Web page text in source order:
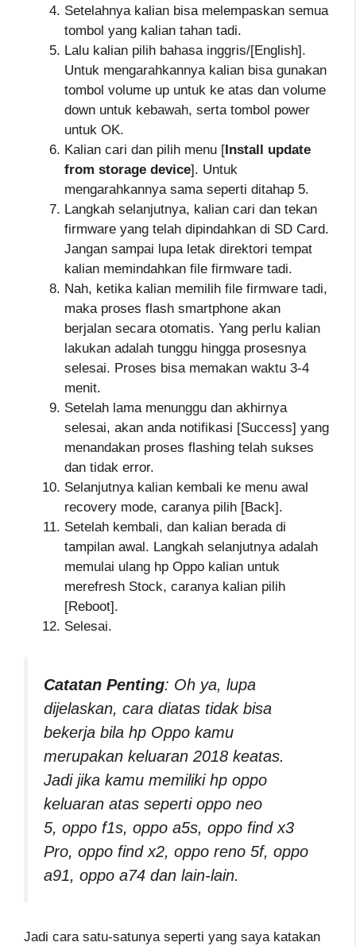
Setelahnya kalian bisa melempaskan semua
tombol yang kalian tahan tadi.
Lalu kalian pilih bahasa inggris/[English].
Untuk mengarahkannya kalian bisa gunakan
tombol volume up untuk ke atas dan volume
down untuk kebawah, serta tombol power
untuk OK.
Kalian cari dan pilih menu [Install update
from storage device]. Untuk
mengarahkannya sama seperti ditahap 5.
Langkah selanjutnya, kalian cari dan tekan
firmware yang telah dipindahkan di SD Card.
Jangan sampai lupa letak direktori tempat
kalian memindahkan file firmware tadi.
Nah, ketika kalian memilih file firmware tadi,
maka proses flash smartphone akan
berjalan secara otomatis. Yang perlu kalian
lakukan adalah tunggu hingga prosesnya
selesai. Proses bisa memakan waktu 3-4
menit.
Setelah lama menunggu dan akhirnya
selesai, akan anda notifikasi [Success] yang
menandakan proses flashing telah sukses
dan tidak error.
Selanjutnya kalian kembali ke menu awal
recovery mode, caranya pilih [Back].
Setelah kembali, dan kalian berada di
tampilan awal. Langkah selanjutnya adalah
memulai ulang hp Oppo kalian untuk
merefresh Stock, caranya kalian pilih
[Reboot].
Selesai.
Catatan Penting: Oh ya, lupa
dijelaskan, cara diatas tidak bisa
bekerja bila hp Oppo kamu
merupakan keluaran 2018 keatas.
Jadi jika kamu memiliki hp oppo
keluaran atas seperti oppo neo
5, oppo f1s, oppo a5s, oppo find x3
Pro, oppo find x2, oppo reno 5f, oppo
a91, oppo a74 dan lain-lain.
Jadi cara satu-satunya seperti yang saya katakan